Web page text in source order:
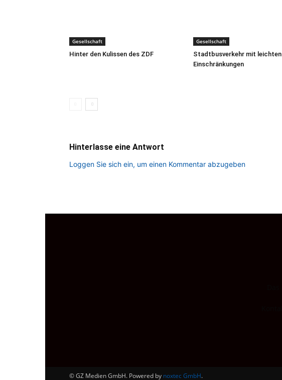
Gesellschaft
Hinter den Kulissen des ZDF
Gesellschaft
Stadtbusverkehr mit leichten
Einschränkungen
Hinterlasse eine Antwort
Loggen Sie sich ein, um einen Kommentar abzugeben
© GZ Medien GmbH. Powered by noxtec GmbH.